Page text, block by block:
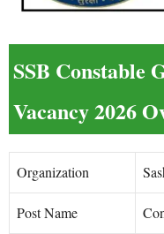
SSB Constable
Vacancy 2026
Organization
Post Name